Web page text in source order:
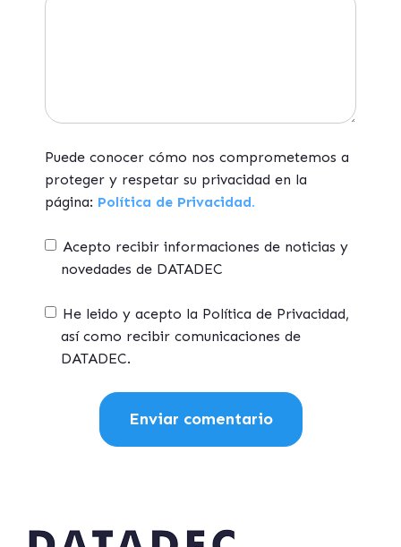
Puede conocer cómo nos comprometemos a
proteger y respetar su privacidad en la
página: Política de Privacidad.
Acepto recibir informaciones de noticias y
novedades de DATADEC
He leido y acepto la Política de Privacidad,
así como recibir comunicaciones de
DATADEC.